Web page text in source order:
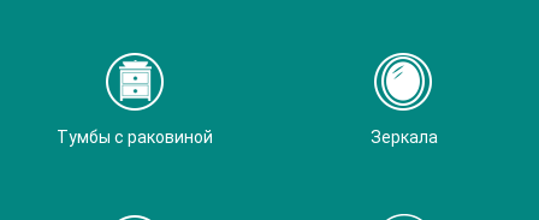
Тумбы с раковиной Зеркала